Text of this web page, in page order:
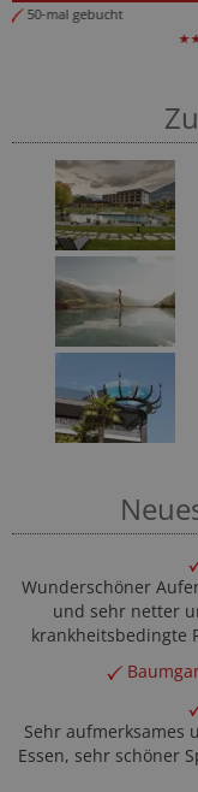
89-mal gebucht
Wunderschöner
und sehr netter
krankheitsbedingte
Sehr aufmerksames
Essen, sehr schöner